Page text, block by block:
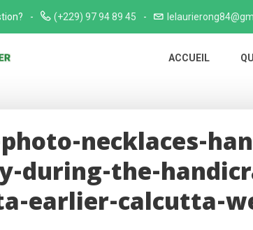
(+229) 97 94 89 45
ACCUEIL
necklaces-
during-the-
earlier-calcutta-